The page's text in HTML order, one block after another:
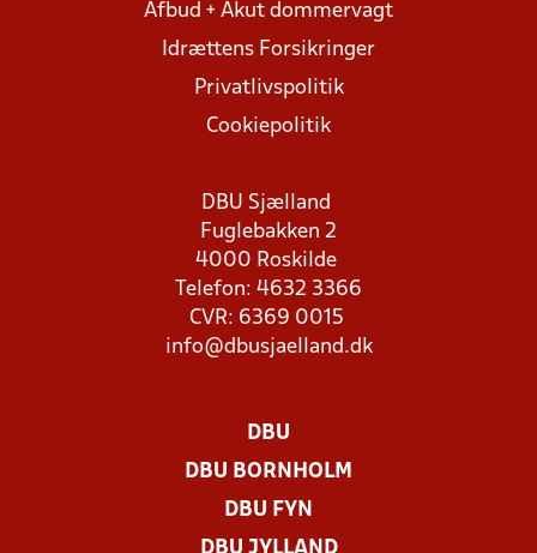
Afbud + Akut dommervagt
Idrættens Forsikringer
Privatlivspolitik
Cookiepolitik
DBU Sjælland
Fuglebakken 2
4000 Roskilde
Telefon: 4632 3366
CVR: 6369 0015
info@dbusjaelland.dk
DBU
DBU BORNHOLM
DBU FYN
DBU JYLLAND